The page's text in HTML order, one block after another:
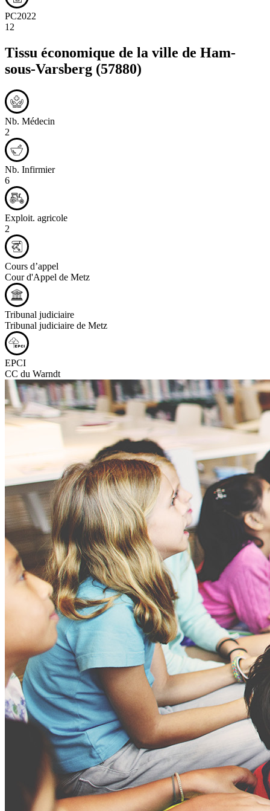
PC2022
12
Tissu économique de la ville de Ham-
sous-Varsberg (57880)
Nb. Médecin
2
Nb. Infirmier
6
Exploit. agricole
2
Cours d’appel
Cour d'Appel de Metz
Tribunal judiciaire
Tribunal judiciaire de Metz
EPCI
CC du Warndt